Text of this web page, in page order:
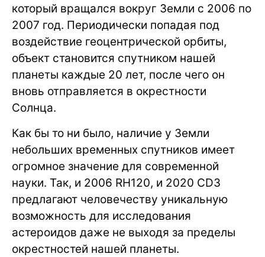
который вращался вокруг Земли с 2006 по
2007 год. Периодически попадая под
воздействие геоцентрической орбиты,
объект становится спутником нашей
планеты каждые 20 лет, после чего он
вновь отправляется в окрестности
Солнца.
Как бы то ни было, наличие у Земли
небольших временных спутников имеет
огромное значение для современной
науки. Так, и 2006 RH120, и 2020 CD3
предлагают человечеству уникальную
возможность для исследования
астероидов даже не выходя за пределы
окрестностей нашей планеты.